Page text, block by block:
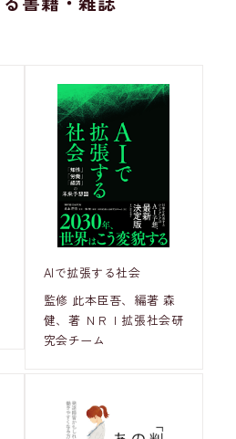
AIで拡張する社会
監修 此本臣吾、編著 森
健、著 ＮＲＩ拡張社会研
究会チーム